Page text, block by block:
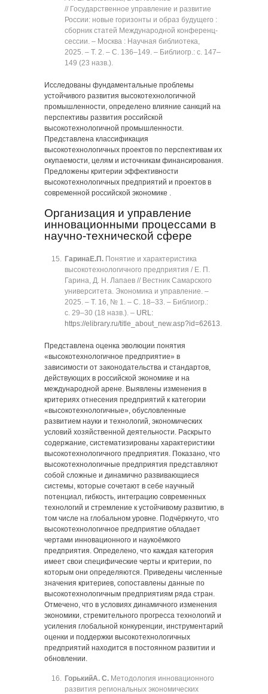
// Государственное управление и развитие
России: новые горизонты и образ будущего :
сборник статей Международной конференц-
сессии. ‒ Москва : Научная библиотека,
2025. ‒ Т. 2. ‒ C. 136‒149. ‒ Библиогр.: с. 147‒
149 (23 назв.).
Исследованы фундаментальные проблемы
устойчивого развития высокотехнологичной
промышленности, определено влияние санкций на
перспективы развития российской
высокотехнологичной промышленности.
Представлена классификация
высокотехнологичных проектов по перспективам их
окупаемости, целям и источникам финансирования.
Предложены критерии эффективности
высокотехнологичных предприятий и проектов в
современной российской экономике .
Организация и управление
инновационными процессами в
научно-технической сфере
ГаринаЕ.П. Понятие и характеристика
высокотехнологичного предприятия / Е. П.
Гарина, Д. Н. Лапаев // Вестник Самарского
университета. Экономика и управление. ‒
2025. ‒ Т. 16, № 1. ‒ C. 18‒33. ‒ Библиогр.:
с. 29‒30 (18 назв.). ‒ URL:
https://elibrary.ru/title_about_new.asp?id=62613.
Представлена оценка эволюции понятия
«высокотехнологичное предприятие» в
зависимости от законодательства и стандартов,
действующих в российской экономике и на
международной арене. Выявлены изменения в
критериях отнесения предприятий к категории
«высокотехнологичные», обусловленные
развитием науки и технологий, экономических
условий хозяйственной деятельности. Раскрыто
содержание, систематизированы характеристики
высокотехнологичного предприятия. Показано, что
высокотехнологичные предприятия представляют
собой сложные и динамично развивающиеся
системы, которые сочетают в себе научный
потенциал, гибкость, интеграцию современных
технологий и стремление к устойчивому развитию, в
том числе на глобальном уровне. Подчёркнуто, что
высокотехнологичное предприятие обладает
чертами инновационного и наукоёмкого
предприятия. Определено, что каждая категория
имеет свои специфические черты и критерии, по
которым они определяются. Приведены численные
значения критериев, сопоставлены данные по
высокотехнологичным предприятиям ряда стран.
Отмечено, что в условиях динамичного изменения
экономики, стремительного прогресса технологий и
усиления глобальной конкуренции, инструментарий
оценки и поддержки высокотехнологичных
предприятий находится в постоянном развитии и
обновлении.
ГорькийА. С. Методология инновационного
развития региональных экономических